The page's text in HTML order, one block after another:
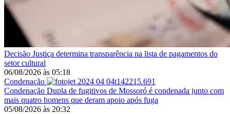
Decisão Justiça determina transparência na lista de pagamentos do
setor cultural
06/08/2026 às 05:18
Condenação
Condenação Dupla de fugitivos de Mossoró é condenada junto com
mais quatro homens que deram apoio após fuga
05/08/2026 às 20:32